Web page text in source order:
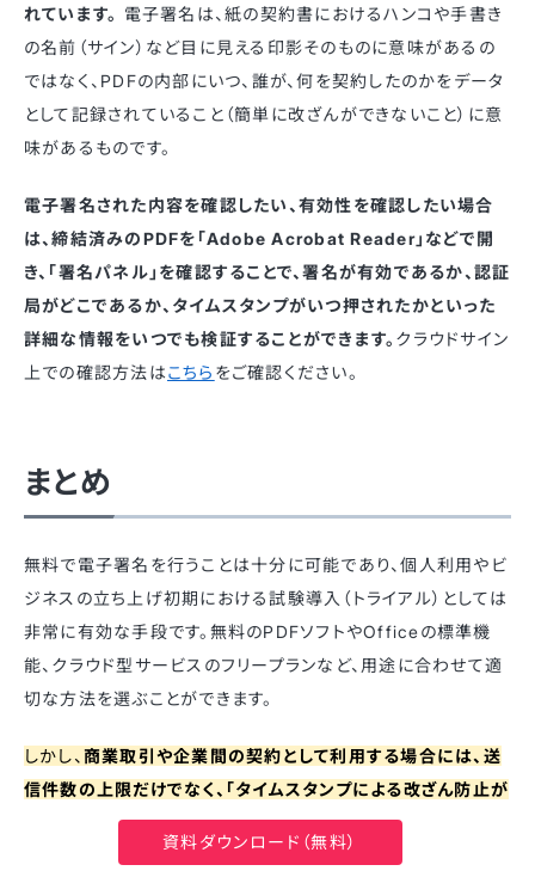
れています。 電子署名は、紙の契約書におけるハンコや手書き
の名前（サイン）など目に見える印影そのものに意味があるの
ではなく、PDFの内部にいつ、誰が、何を契約したのかをデータ
として記録されていること（簡単に改ざんができないこと）に意
味があるものです。
電子署名された内容を確認したい、有効性を確認したい場合
は、締結済みのPDFを「Adobe Acrobat Reader」などで開
き、「署名パネル」を確認することで、署名が有効であるか、認証
局がどこであるか、タイムスタンプがいつ押されたかといった
詳細な情報をいつでも検証することができます。 クラウドサイン
上での確認方法はこちら をご確認ください。
まとめ
無料で電子署名を行うことは十分に可能であり、個人利用やビ
ジネスの立ち上げ初期における試験導入（トライアル）としては
非常に有効な手段です。無料のPDFソフトやOfficeの標準機
能、クラウド型サービスのフリープランなど、用途に合わせて適
切な方法を選ぶことができます。
しかし、 商業取引や企業間の契約として利用する場合には、送
信件数の上限だけでなく、「タイムスタンプによる改ざん防止が
なされているか」「電子帳簿保存法の要件をクリアできるか」と
いうコンプライアンスの視点が重要
です。
資料ダウンロード（無料）